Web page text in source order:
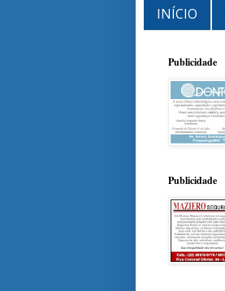
INÍCIO
Publicidade
Publicidade